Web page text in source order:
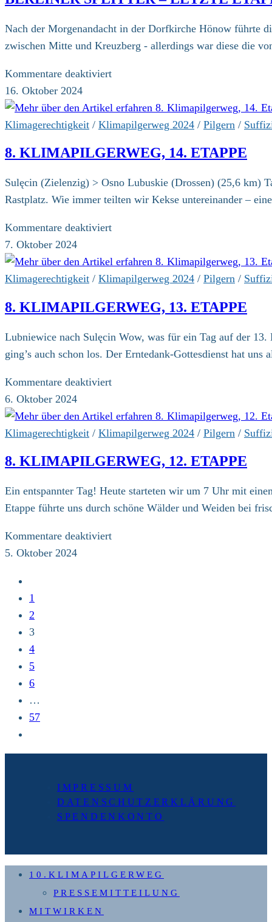
Nach der Morgenandacht in der Dorfkirche Hönow führte
zwischen Mitte und Kreuzberg - allerdings war diese die
Kommentare deaktiviertfür
Splitter
–
Etappe
16. Oktober 2024
Klimagerechtigkeit / Klimapilgerweg 2024 / Pilgern /
8. KLIMAPILGERWEG, 14. ETAPPE
Sulęcin (Zielenzig) > Osno Lubuskie (Drossen) (25,6 km)
Rastplatz. Wie immer teilten wir Kekse untereinander –
Kommentare deaktiviertfür
Klimapilgerweg,
14.
7. Oktober 2024
Klimagerechtigkeit / Klimapilgerweg 2024 / Pilgern /
8. KLIMAPILGERWEG, 13. ETAPPE
Lubniewice nach Sulęcin Wow, was für ein Tag auf der
ging’s auch schon los. Der Erntedank-Gottesdienst hat
Kommentare deaktiviertfür
Klimapilgerweg,
13.
6. Oktober 2024
Klimagerechtigkeit / Klimapilgerweg 2024 / Pilgern /
8. KLIMAPILGERWEG, 12. ETAPPE
Ein entspannter Tag! Heute starteten wir um 7 Uhr mit
Etappe führte uns durch schöne Wälder und Weiden bei
Kommentare deaktiviertfür
5. Oktober 2024
vorherigen
Seite
1
2
3
4
5
6
…
57
nächsten
IMPRESSUM
DATENSCHUTZERKLÄRUNG
SPENDENKONTO
10.KLIMAPILGERWEG
PRESSEMITTEILUNG
MITWIRKEN